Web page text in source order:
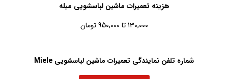
هزینه تعمیرات ماشین لباسشویی میله
130,000 تا 950,000 تومان
شماره تلفن نمایندگی تعمیرات ماشین لباسشویی Miele